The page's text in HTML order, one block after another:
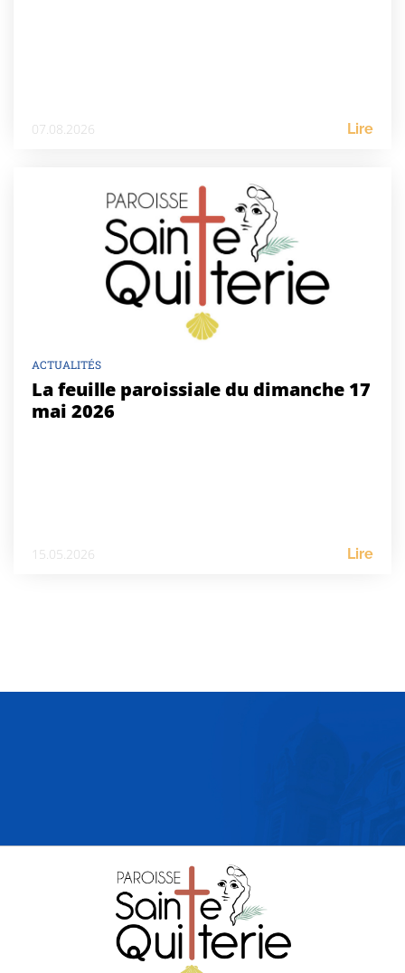
07.08.2026 Lire
ACTUALITÉS
La feuille paroissiale du dimanche 17
mai 2026
15.05.2026 Lire